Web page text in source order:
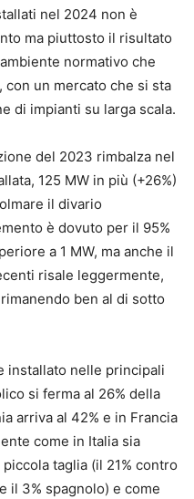
nel 2024 non è
ma piuttosto il risultato
normativo che
un mercato che si sta
di impianti su larga scala.
del 2023 rimbalza nel
125 MW in più (+26%)
il divario
è dovuto per il 95%
a 1 MW, ma anche il
risale leggermente,
ben al di sotto
installato nelle principali
si ferma al 26% della
arriva al 42% e in Francia
come in Italia sia
taglia (il 21% contro
il 3% spagnolo) e come